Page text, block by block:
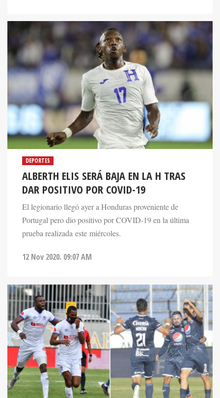
DEPORTES
ALBERTH ELIS SERÁ BAJA EN LA H TRAS
DAR POSITIVO POR COVID-19
El legionario llegó ayer a Honduras proveniente de
Portugal pero dio positivo por COVID-19 en la última
prueba realizada este miércoles.
12 Nov 2020. 09:07 AM